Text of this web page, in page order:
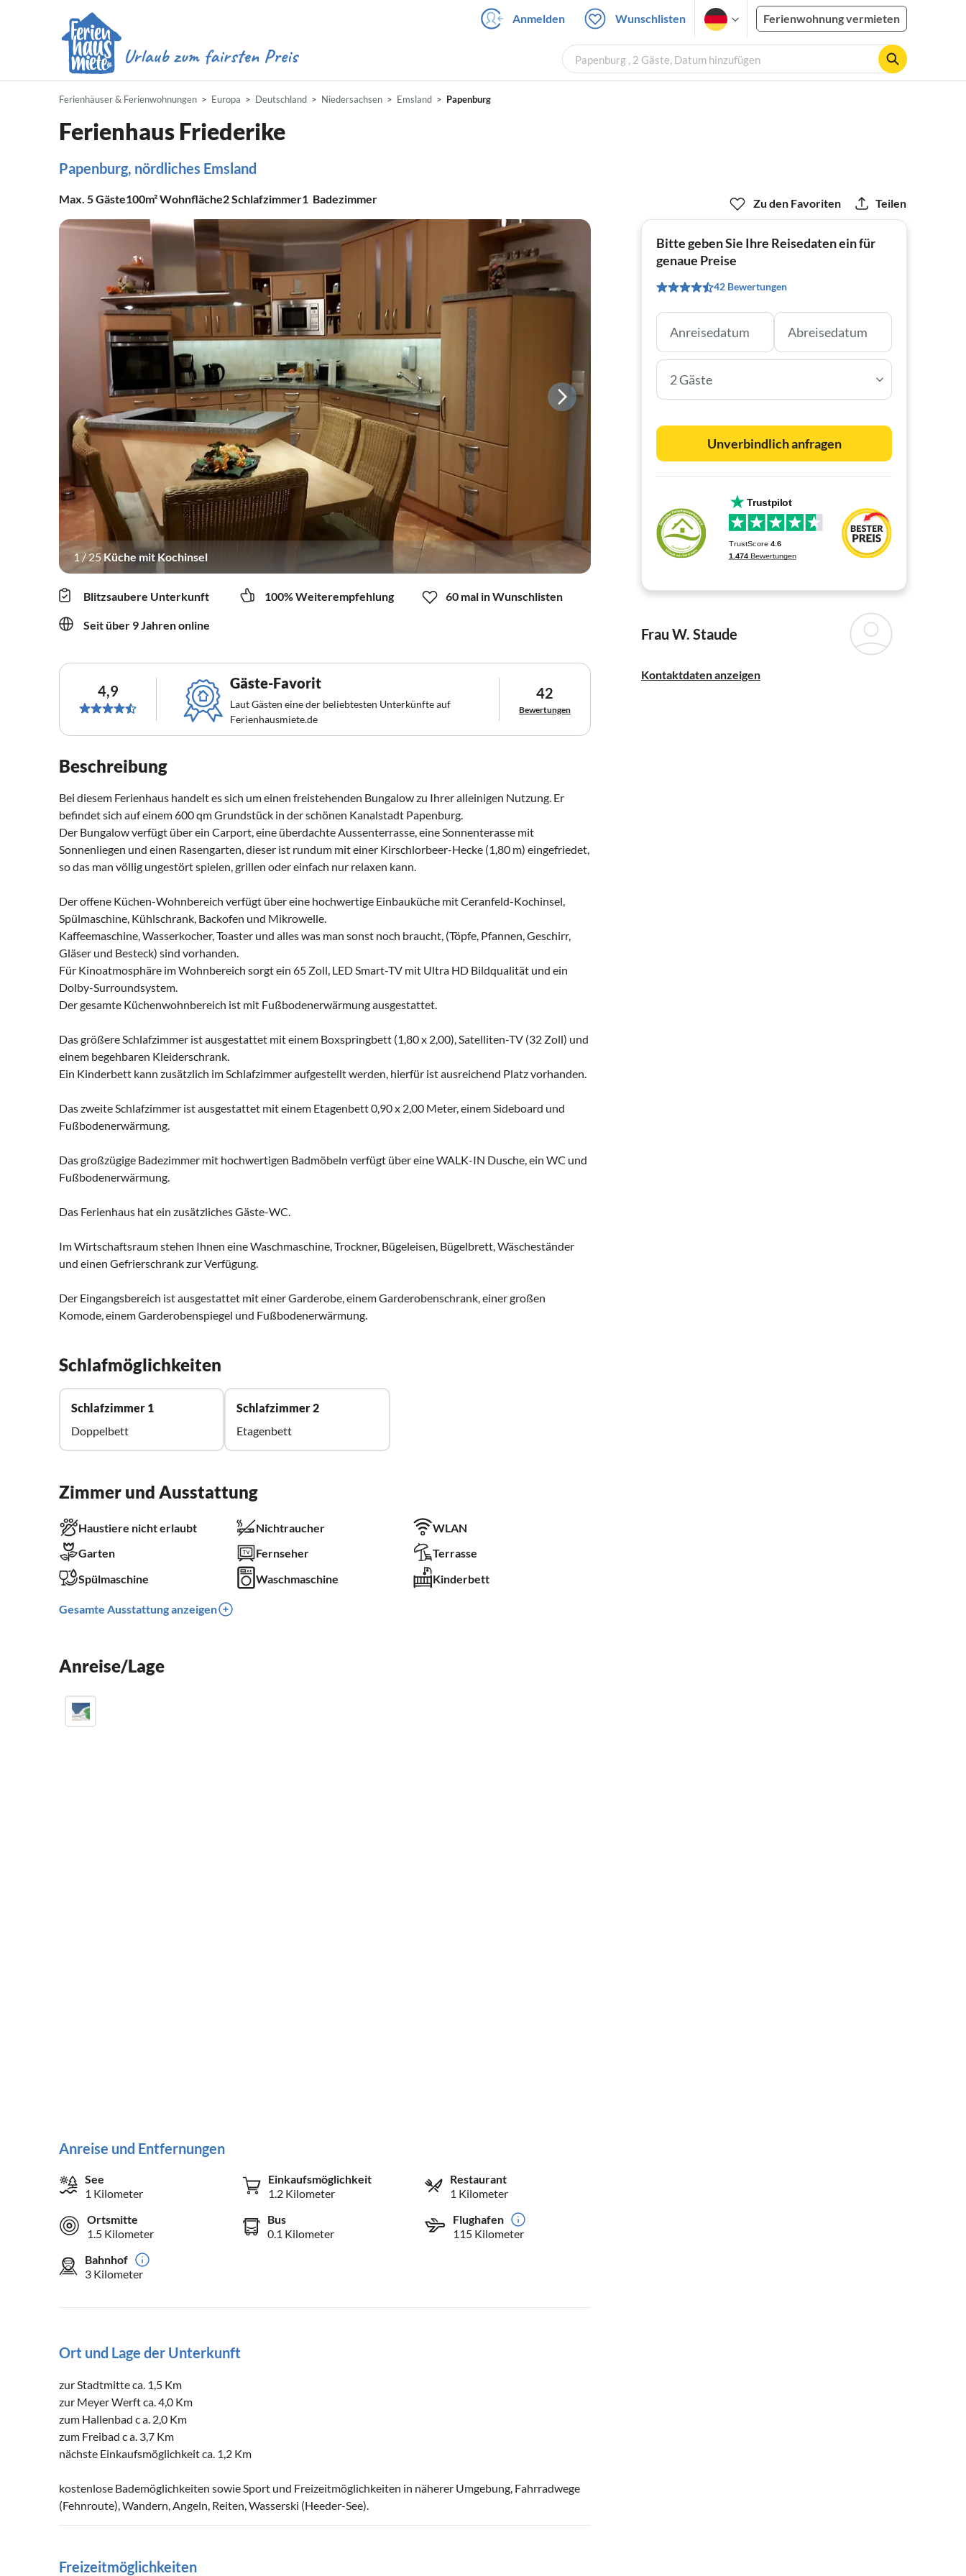
Anmelden Wunschlisten Ferienwohnung vermieten
Papenburg , 2 Gäste, Datum hinzufügen
Ferienhäuser & Ferienwohnungen Europa Deutschland Niedersachsen Emsland Papenburg
Ferienhaus Friederike
Papenburg, nördliches Emsland
Max. 5Gäste100m²Wohnfläche2Schlafzimmer1 Badezimmer
1 /25 Küche mit Kochinsel
Blitzsaubere Unterkunft 100% Weiterempfehlung 60 mal in Wunschlisten
Seit über 9 Jahren online
4,9 Gäste-Favorit
Laut Gästen eine der beliebtesten Unterkünfte auf
Ferienhausmiete.de
42
Bewertungen
Beschreibung
Bei diesem Ferienhaus handelt es sich um einen freistehenden Bungalow zu Ihrer alleinigen Nutzung. Er
befindet sich auf einem 600 qm Grundstück in der schönen Kanalstadt Papenburg.
Der Bungalow verfügt über ein Carport, eine überdachte Aussenterrasse, eine Sonnenterasse mit
Sonnenliegen und einen Rasengarten, dieser ist rundum mit einer Kirschlorbeer-Hecke (1,80 m) eingefriedet,
so das man völlig ungestört spielen, grillen oder einfach nur relaxen kann.
Der offene Küchen-Wohnbereich verfügt über eine hochwertige Einbauküche mit Ceranfeld-Kochinsel,
Spülmaschine, Kühlschrank, Backofen und Mikrowelle.
Kaffeemaschine, Wasserkocher, Toaster und alles was man sonst noch braucht, (Töpfe, Pfannen, Geschirr,
Gläser und Besteck) sind vorhanden.
Für Kinoatmosphäre im Wohnbereich sorgt ein 65 Zoll, LED Smart-TV mit Ultra HD Bildqualität und ein
Dolby-Surroundsystem.
Der gesamte Küchenwohnbereich ist mit Fußbodenerwärmung ausgestattet.
Das größere Schlafzimmer ist ausgestattet mit einem Boxspringbett (1,80 x 2,00), Satelliten-TV (32 Zoll) und
einem begehbaren Kleiderschrank.
Ein Kinderbett kann zusätzlich im Schlafzimmer aufgestellt werden, hierfür ist ausreichend Platz vorhanden.
Das zweite Schlafzimmer ist ausgestattet mit einem Etagenbett 0,90 x 2,00 Meter, einem Sideboard und
Fußbodenerwärmung.
Das großzügige Badezimmer mit hochwertigen Badmöbeln verfügt über eine WALK-IN Dusche, ein WC und
Fußbodenerwärmung.
Das Ferienhaus hat ein zusätzliches Gäste-WC.
Im Wirtschaftsraum stehen Ihnen eine Waschmaschine, Trockner, Bügeleisen, Bügelbrett, Wäscheständer
und einen Gefrierschrank zur Verfügung.
Der Eingangsbereich ist ausgestattet mit einer Garderobe, einem Garderobenschrank, einer großen
Komode, einem Garderobenspiegel und Fußbodenerwärmung.
Schlafmöglichkeiten
Schlafzimmer 1
Doppelbett
Schlafzimmer 2
Etagenbett
Zimmer und Ausstattung
Haustiere nicht erlaubt Nichtraucher
WLAN
Garten
Fernseher
Terrasse
Spülmaschine
Waschmaschine Kinderbett
Gesamte Ausstattung anzeigen
Anreise/Lage
Anreise und Entfernungen
See
1 Kilometer
Einkaufsmöglichkeit
1.2 Kilometer
Restaurant
1 Kilometer
Ortsmitte
1.5 Kilometer
Bus
0.1 Kilometer
Flughafen
115 Kilometer
Bahnhof
3 Kilometer
Ort und Lage der Unterkunft
zur Stadtmitte ca. 1,5 Km
zur Meyer Werft ca. 4,0 Km
zum Hallenbad c a. 2,0 Km
zum Freibad c a. 3,7 Km
nächste Einkaufsmöglichkeit ca. 1,2 Km
kostenlose Bademöglichkeiten sowie Sport und Freizeitmöglichkeiten in näherer Umgebung, Fahrradwege
(Fehnroute), Wandern, Angeln, Reiten, Wasserski (Heeder-See).
Freizeitmöglichkeiten
Zu den Favoriten Teilen
Bitte geben Sie Ihre Reisedaten ein für
genaue Preise
42 Bewertungen
2 Gäste
Unverbindlich anfragen
Frau W. Staude
Kontaktdaten anzeigen